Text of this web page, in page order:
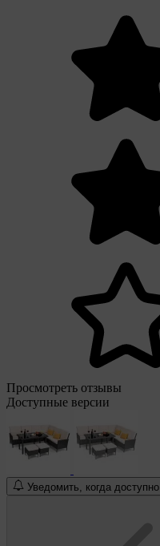
Просмотреть отзывы
Доступные версии
Уведомить, когда доступно